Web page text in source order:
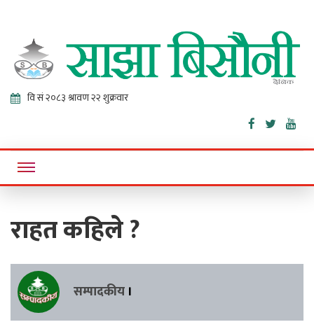
Sajha
Bisaunee
Online News Portal
राहत कहिले ?
सम्पादकीय ।